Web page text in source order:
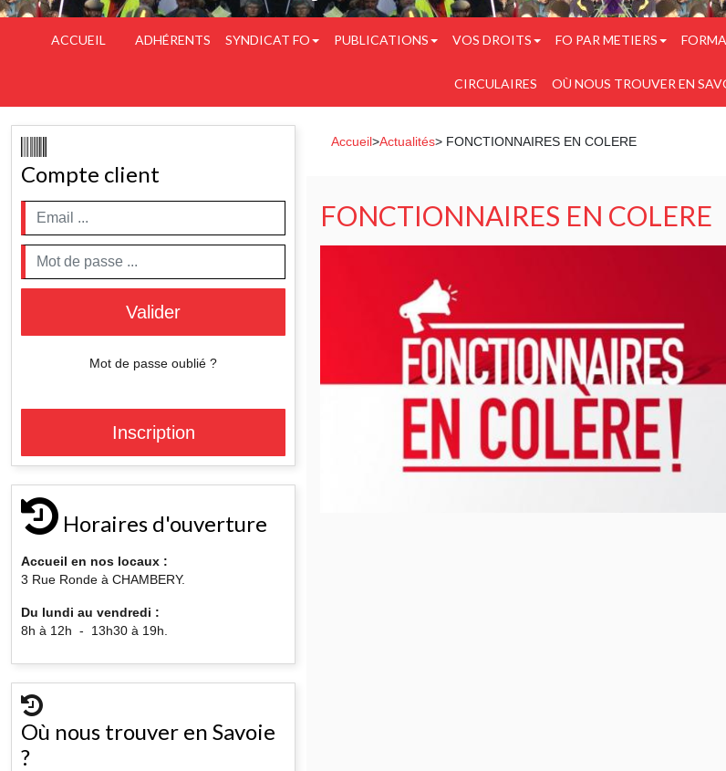
ACCUEIL ADHÉRENTS SYNDICAT FO PUBLICATIONS VOS DROITS FO PAR METIERS
CIRCULAIRES OÙ NOUS TROUVER EN
Accueil>Actualités> FONCTIONNAIRES EN COLERE
FONCTIONNAIRES EN COLERE
Compte client
Valider
Mot de passe oublié ?
Inscription
Horaires d'ouverture
Accueil en nos locaux :
3 Rue Ronde à CHAMBERY.
Du lundi au vendredi :
8h à 12h - 13h30 à 19h.
Où nous trouver en Savoie
?